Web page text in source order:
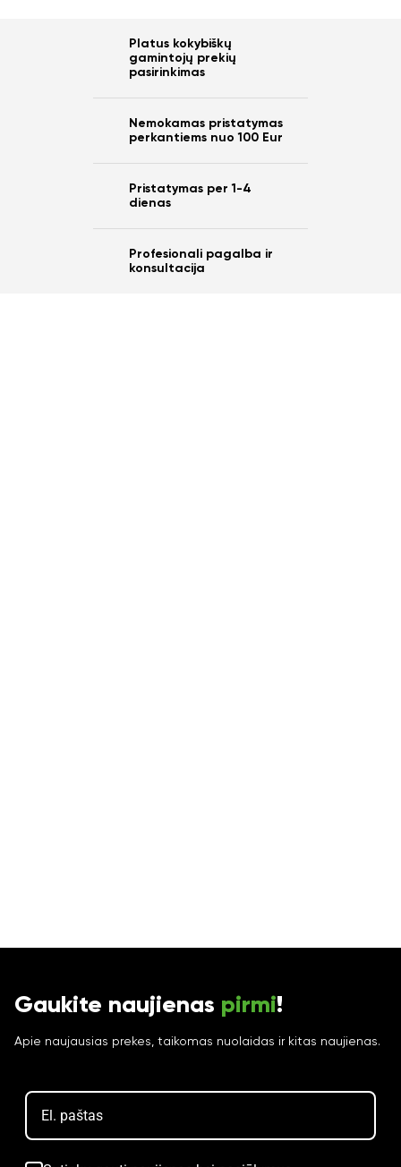
Platus kokybiškų
gamintojų prekių
pasirinkimas
Nemokamas pristatymas
perkantiems nuo 100 Eur
Pristatymas per 1-4
dienas
Profesionali pagalba ir
konsultacija
Gaukite naujienas pirmi!
Apie naujausias prekes, taikomas nuolaidas ir kitas naujienas.
Ar norite sutaupyti
10%
nuo savo užsakymo?
Taip
Ne